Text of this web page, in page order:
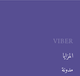
VIBER
المزايا
مدونة